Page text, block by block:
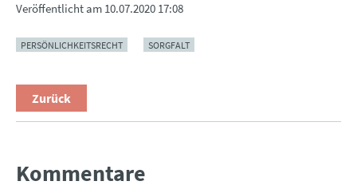
Veröffentlicht am 10.07.2020 17:08
PERSÖNLICHKEITSRECHT SORGFALT
Zurück
Kommentare